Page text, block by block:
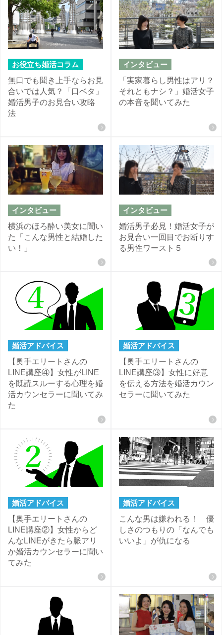
お役立ち婚活コラム
無口でも聞き上手ならお見
合いでは人気？「口ベタ」
婚活男子のお見合い攻略
法
インタビュー
「実家暮らし男性はアリ？
それともナシ？」婚活女子
の本音を聞いてみた
インタビュー
横浜のほろ酔い美女に聞い
た「こんな男性と結婚した
い！」
インタビュー
婚活男子必見！婚活女子が
お見合い一回目でお断りす
る男性ワースト５
婚活アドバイス
【奥手エリートさんの
LINE講座④】女性がLINE
を既読スルーする心理を婚
活カウンセラーに聞いてみ
た
婚活アドバイス
【奥手エリートさんの
LINE講座③】女性に好意
を伝える方法を婚活カウン
セラーに聞いてみた
婚活アドバイス
【奥手エリートさんの
LINE講座②】女性からど
んなLINEがきたら脈アリ
か婚活カウンセラーに聞い
てみた
婚活アドバイス
こんな男は嫌われる！ 優
しさのつもりの「なんでも
いいよ」が仇になる